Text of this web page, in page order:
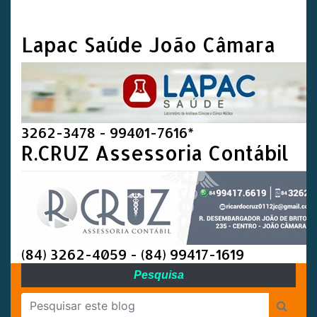
Lapac Saúde João Câmara
3262-3478 - 99401-7616*
R.CRUZ Assessoria Contábil
(84) 3262-4059 - (84) 99417-1619
Pesquisa